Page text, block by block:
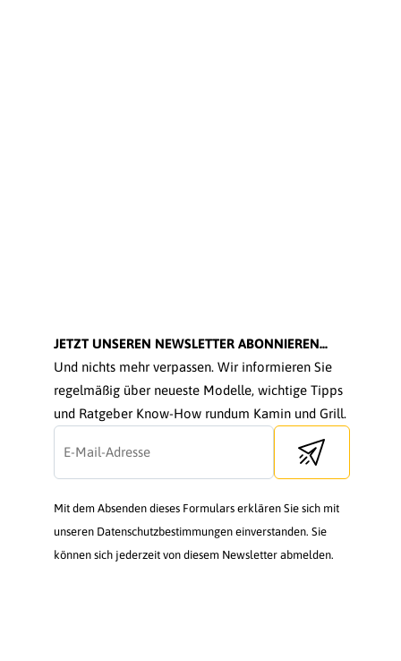
JETZT UNSEREN NEWSLETTER ABONNIEREN...
Und nichts mehr verpassen. Wir informieren Sie
regelmäßig über neueste Modelle, wichtige Tipps
und Ratgeber Know-How rundum Kamin und Grill.
Send newsletter
Mit dem Absenden dieses Formulars erklären Sie sich mit
unseren Datenschutzbestimmungen einverstanden. Sie
können sich jederzeit von diesem Newsletter abmelden.